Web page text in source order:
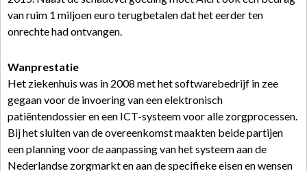
van ruim 1 miljoen euro terugbetalen dat het eerder ten
onrechte had ontvangen.
Wanprestatie
Het ziekenhuis was in 2008 met het softwarebedrijf in zee
gegaan voor de invoering van een elektronisch
patiëntendossier en een ICT-systeem voor alle zorgprocessen.
Bij het sluiten van de overeenkomst maakten beide partijen
een planning voor de aanpassing van het systeem aan de
Nederlandse zorgmarkt en aan de specifieke eisen en wensen